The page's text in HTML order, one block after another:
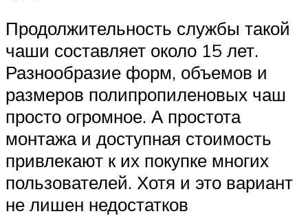
Продолжительность службы такой
чаши составляет около 15 лет.
Разнообразие форм, объемов и
размеров полипропиленовых чаш
просто огромное. А простота
монтажа и доступная стоимость
привлекают к их покупке многих
пользователей. Хотя и это вариант
не лишен недостатков